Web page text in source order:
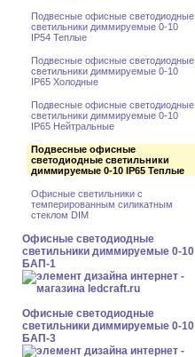
Подвесные офисные светодиодные
светильники диммируемые 0-10
IP54 Теплые
Подвесные офисные светодиодные
светильники диммируемые 0-10
IP65 Холодные
Подвесные офисные светодиодные
светильники диммируемые 0-10
IP65 Нейтральные
Подвесные офисные
светодиодные светильники
диммируемые 0-10 IP65 Теплые
Офисные светильники с
темперированным силикатным
стеклом DIM
Офисные светодиодные
светильники диммируемые 0-10
БАП-1
Офисные светодиодные
светильники диммируемые 0-10
БАП-3